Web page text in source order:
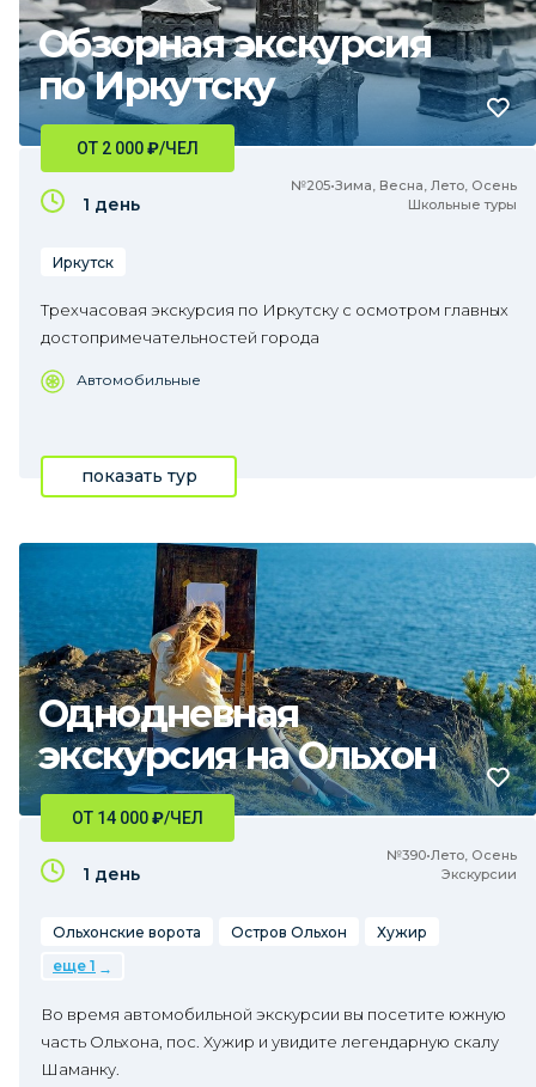
Обзорная экскурсия
по Иркутску
№205•Зима, Весна, Лето, Осень
Школьные туры
ОТ 2 000₽/ЧЕЛ
1 день
Иркутск
Трехчасовая экскурсия по Иркутску с осмотром главных
достопримечательностей города
Автомобильные
показать тур
Однодневная
экскурсия на Ольхон
№390•Лето, Осень
Экскурсии
ОТ 14 000₽/ЧЕЛ
1 день
Ольхонские ворота Остров Ольхон
Хужир
еще 1
Во время автомобильной экскурсии вы посетите южную
часть Ольхона, пос. Хужир и увидите легендарную скалу
Шаманку.